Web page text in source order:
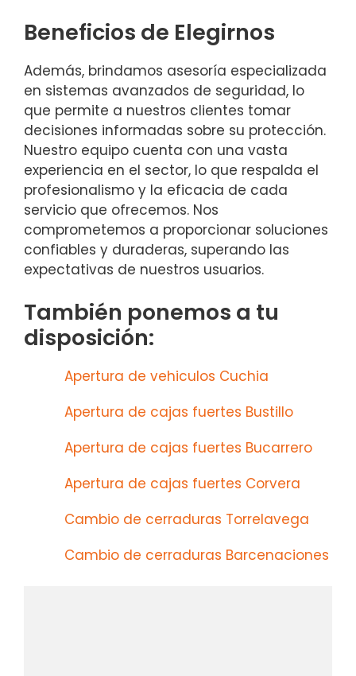
Beneficios de Elegirnos
Además, brindamos asesoría especializada
en sistemas avanzados de seguridad, lo
que permite a nuestros clientes tomar
decisiones informadas sobre su protección.
Nuestro equipo cuenta con una vasta
experiencia en el sector, lo que respalda el
profesionalismo y la eficacia de cada
servicio que ofrecemos. Nos
comprometemos a proporcionar soluciones
confiables y duraderas, superando las
expectativas de nuestros usuarios.
También ponemos a tu
disposición:
Apertura de vehiculos Cuchia
Apertura de cajas fuertes Bustillo
Apertura de cajas fuertes Bucarrero
Apertura de cajas fuertes Corvera
Cambio de cerraduras Torrelavega
Cambio de cerraduras Barcenaciones